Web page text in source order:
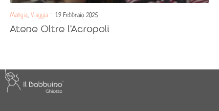
Mangia, Viaggia - 19 Febbraio 2025
Atene Oltre l’Acropoli